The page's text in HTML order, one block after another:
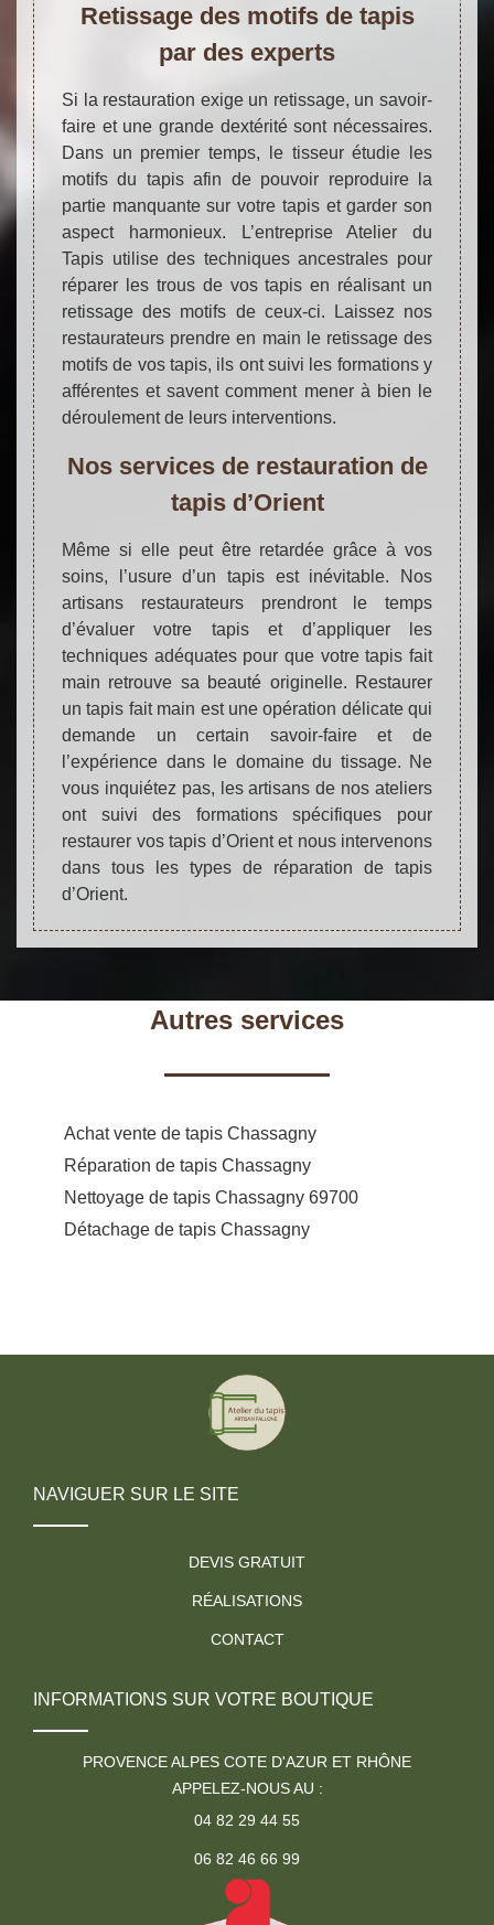
Retissage des motifs de tapis
par des experts
Si la restauration exige un retissage, un savoir-
faire et une grande dextérité sont nécessaires.
Dans un premier temps, le tisseur étudie les
motifs du tapis afin de pouvoir reproduire la
partie manquante sur votre tapis et garder son
aspect harmonieux. L’entreprise Atelier du
Tapis utilise des techniques ancestrales pour
réparer les trous de vos tapis en réalisant un
retissage des motifs de ceux-ci. Laissez nos
restaurateurs prendre en main le retissage des
motifs de vos tapis, ils ont suivi les formations y
afférentes et savent comment mener à bien le
déroulement de leurs interventions.
Nos services de restauration de
tapis d’Orient
Même si elle peut être retardée grâce à vos
soins, l’usure d’un tapis est inévitable. Nos
artisans restaurateurs prendront le temps
d’évaluer votre tapis et d’appliquer les
techniques adéquates pour que votre tapis fait
main retrouve sa beauté originelle. Restaurer
un tapis fait main est une opération délicate qui
demande un certain savoir-faire et de
l’expérience dans le domaine du tissage. Ne
vous inquiétez pas, les artisans de nos ateliers
ont suivi des formations spécifiques pour
restaurer vos tapis d’Orient et nous intervenons
dans tous les types de réparation de tapis
d’Orient.
Autres services
Achat vente de tapis Chassagny
Réparation de tapis Chassagny
Nettoyage de tapis Chassagny 69700
Détachage de tapis Chassagny
NAVIGUER SUR LE SITE
DEVIS GRATUIT
RÉALISATIONS
CONTACT
INFORMATIONS SUR VOTRE BOUTIQUE
PROVENCE ALPES COTE D'AZUR ET RHÔNE
APPELEZ-NOUS AU :
04 82 29 44 55
06 82 46 66 99